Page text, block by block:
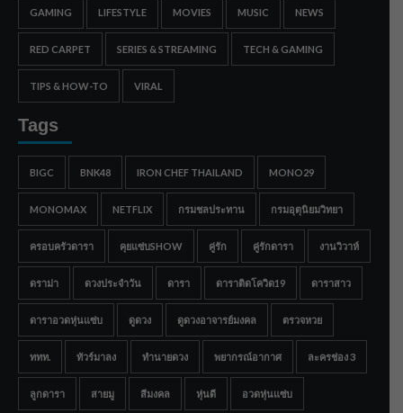
GAMING LIFESTYLE MOVIES MUSIC NEWS
RED CARPET SERIES & STREAMING TECH & GAMING
TIPS & HOW-TO VIRAL
Tags
BIGC BNK48 IRON CHEF THAILAND MONO29
MONOMAX NETFLIX กรมชลประทาน กรมอุตุนิยมวิทยา
ครอบครัวดารา คุยแซ่บSHOW คู่รัก คู่รักดารา งานวิวาห์
ดราม่า ดวงประจำวัน ดารา ดาราติดโควิด19 ดาราสาว
ดาราอวดหุ่นแซ่บ ดูดวง ดูดวงอาจารย์มงคล ตรวจหวย
ททท. ทัวร์มาลง ทำนายดวง พยากรณ์อากาศ ละครช่อง 3
ลูกดารา สายมู สีมงคล หุ่นดี อวดหุ่นแซ่บ